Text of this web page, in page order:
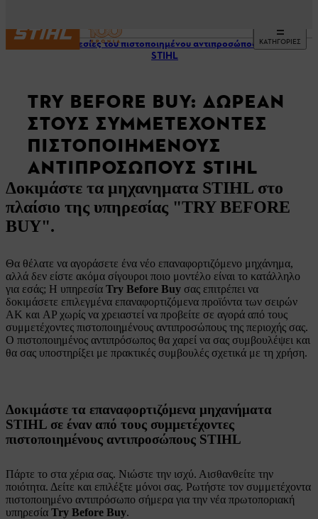
ΚΑΤΗΓΟΡΙΕΣ
Υπηρεσίες του πιστοποιημένου αντιπροσώπου της
STIHL
TRY BEFORE BUY: ΔΩΡΕΆΝ
ΣΤΟΥΣ ΣΥΜΜΕΤΈΧΟΝΤΕΣ
ΠΙΣΤΟΠΟΙΗΜΈΝΟΥΣ
ΑΝΤΙΠΡΟΣΏΠΟΥΣ STIHL
Δοκιμάστε τα μηχανηματα STIHL στο
πλαίσιο της υπηρεσίας "TRY BEFORE
BUY".
Θα θέλατε να αγοράσετε ένα νέο επαναφορτιζόμενο μηχάνημα,
αλλά δεν είστε ακόμα σίγουροι ποιο μοντέλο είναι το κατάλληλο
για εσάς; Η υπηρεσία Try Before Buy σας επιτρέπει να
δοκιμάσετε επιλεγμένα επαναφορτιζόμενα προϊόντα των σειρών
ΑΚ και AP χωρίς να χρειαστεί να προβείτε σε αγορά από τους
συμμετέχοντες πιστοποιημένους αντιπροσώπους της περιοχής σας.
Ο πιστοποιημένος αντιπρόσωπος θα χαρεί να σας συμβουλέψει και
θα σας υποστηρίξει με πρακτικές συμβουλές σχετικά με τη χρήση.
Δοκιμάστε τα επαναφορτιζόμενα μηχανήματα
STIHL σε έναν από τους συμμετέχοντες
πιστοποιημένους αντιπροσώπους STIHL
Πάρτε το στα χέρια σας. Νιώστε την ισχύ. Αισθανθείτε την
ποιότητα. Δείτε και επιλέξτε μόνοι σας. Ρωτήστε τον συμμετέχοντα
πιστοποιημένο αντιπρόσωπο σήμερα για την νέα πρωτοποριακή
υπηρεσία Try Before Buy.